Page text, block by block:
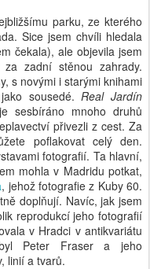
parku, ze kterého
Sice jsem chvíli hledala
čekala), ale objevila jsem
zadní stěnou zahrady.
s novými i starými knihami
sousedé.Real Jardín
sesbíráno mnoho druhů
přivezli z cest. Za
poflakovat celý den.
fotografií. Ta hlavní,
mohla v Madridu potkat,
, jehož fotografie z Kuby 60.
doplňují. Navíc, jak jsem
reprodukcí jeho fotografií
v Hradci v antikvariátu
Peter Fraser a jeho
linií a tvarů.